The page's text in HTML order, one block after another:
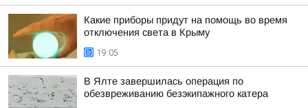
Какие приборы придут на помощь во время
отключения света в Крыму
19:05
В Ялте завершилась операция по
обезвреживанию безэкипажного катера